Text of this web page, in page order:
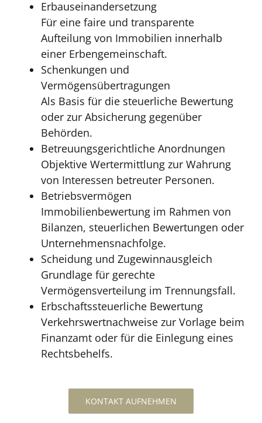
Erbauseinandersetzung
Für eine faire und transparente
Aufteilung von Immobilien innerhalb
einer Erbengemeinschaft.
Schenkungen und
Vermögensübertragungen
Als Basis für die steuerliche Bewertung
oder zur Absicherung gegenüber
Behörden.
Betreuungsgerichtliche Anordnungen
Objektive Wertermittlung zur Wahrung
von Interessen betreuter Personen.
Betriebsvermögen
Immobilienbewertung im Rahmen von
Bilanzen, steuerlichen Bewertungen oder
Unternehmensnachfolge.
Scheidung und Zugewinnausgleich
Grundlage für gerechte
Vermögensverteilung im Trennungsfall.
Erbschaftssteuerliche Bewertung
Verkehrswertnachweise zur Vorlage beim
Finanzamt oder für die Einlegung eines
Rechtsbehelfs.
KONTAKT AUFNEHMEN